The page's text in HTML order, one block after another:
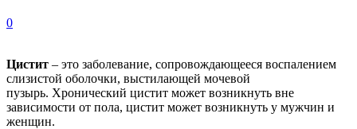
0
Цистит – это заболевание, сопровождающееся воспалением
слизистой оболочки, выстилающей мочевой
пузырь. Хронический цистит может возникнуть вне
зависимости от пола, цистит может возникнуть у мужчин и
женщин.